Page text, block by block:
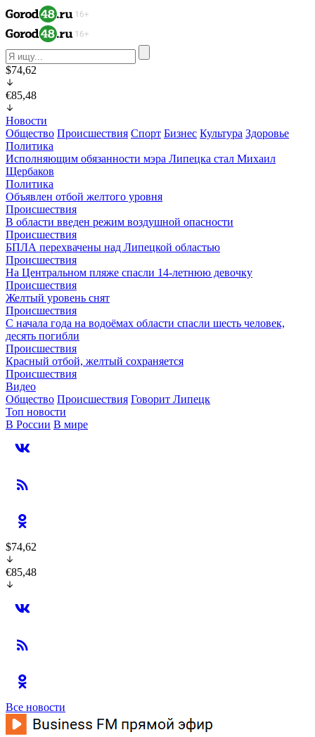
$74,62
€85,48
Новости
Общество Происшествия Спорт Бизнес Культура Здоровье
Политика
Исполняющим обязанности мэра Липецка стал Михаил
Щербаков
Политика
Объявлен отбой желтого уровня
Происшествия
В области введен режим воздушной опасности
Происшествия
БПЛА перехвачены над Липецкой областью
Происшествия
На Центральном пляже спасли 14-летнюю девочку
Происшествия
Желтый уровень снят
Происшествия
С начала года на водоёмах области спасли шесть человек,
десять погибли
Происшествия
Красный отбой, желтый сохраняется
Происшествия
Видео
Общество Происшествия Говорит Липецк
Топ новости
В России В мире
$74,62
€85,48
Все новости